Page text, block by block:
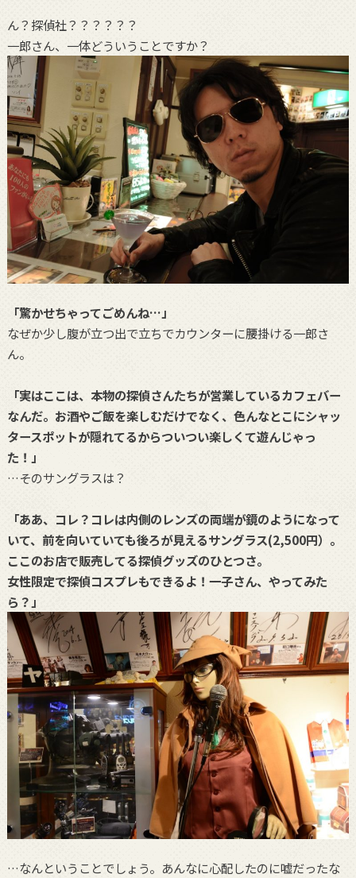
ん？探偵社？？？？？？
一郎さん、一体どういうことですか？
「驚かせちゃってごめんね…」
なぜか少し腹が立つ出で立ちでカウンターに腰掛ける一郎さ
ん。
「実はここは、本物の探偵さんたちが営業しているカフェバー
なんだ。お酒やご飯を楽しむだけでなく、色んなとこにシャッ
タースポットが隠れてるからついつい楽しくて遊んじゃっ
た！」
…そのサングラスは？
「ああ、コレ？コレは内側のレンズの両端が鏡のようになって
いて、前を向いていても後ろが見えるサングラス(2,500円）。
ここのお店で販売してる探偵グッズのひとつさ。
女性限定で探偵コスプレもできるよ！一子さん、やってみた
ら？」
…なんということでしょう。あんなに心配したのに嘘だったな